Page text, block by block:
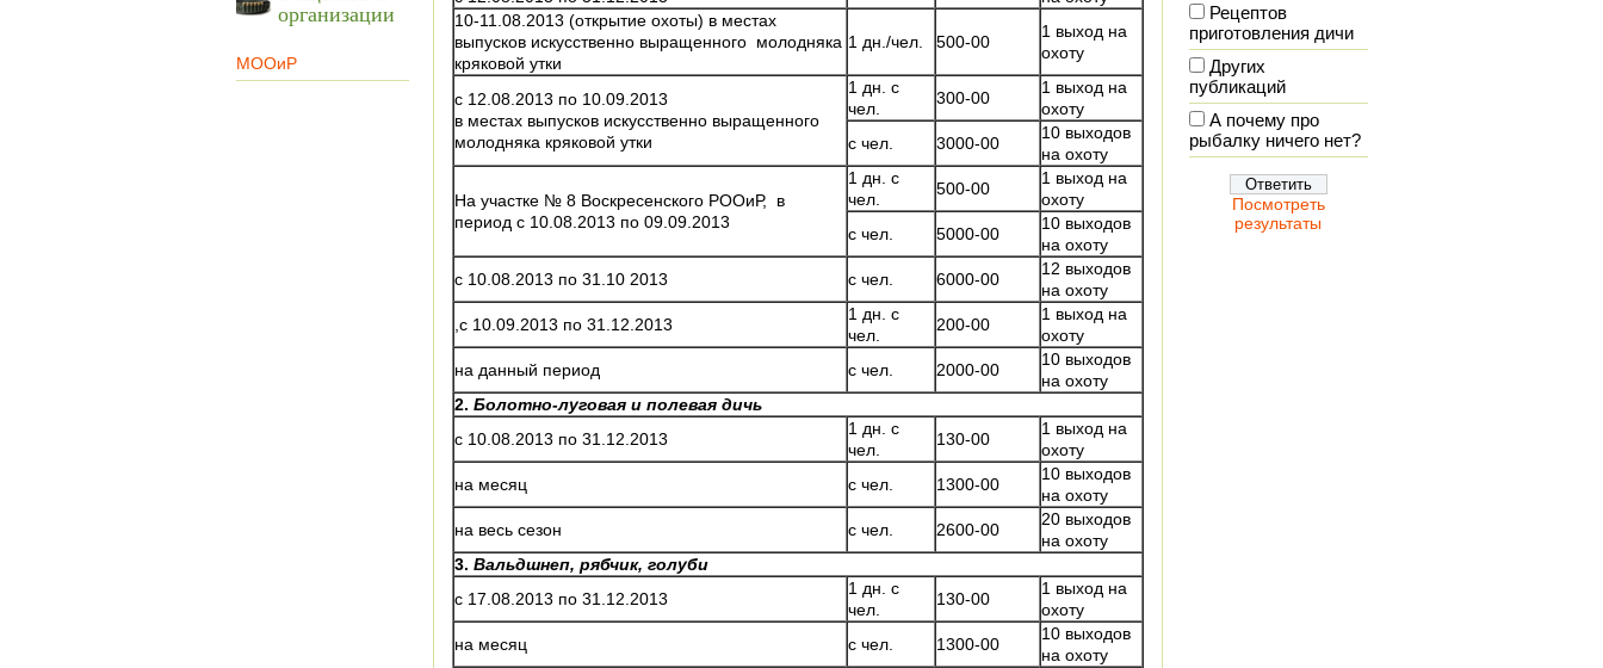
организации
МООиР
10-11.08.2013 (открытие охоты) в местах
выпусков искусственно выращенного молодняка
кряковой утки
1 дн./чел. 500-00
1 выход на
охоту
с 12.08.2013 по 10.09.2013
в местах выпусков искусственно выращенного
молодняка кряковой утки
1 дн. с
чел.
300-00
1 выход на
охоту
с чел.
3000-00
10 выходов
на охоту
На участке № 8 Воскресенского РООиР, в
период с 10.08.2013 по 09.09.2013
1 дн. с
чел.
500-00
1 выход на
охоту
с чел.
5000-00
10 выходов
на охоту
с 10.08.2013 по 31.10 2013
с чел. 6000-00
12 выходов
на охоту
,с 10.09.2013 по 31.12.2013
1 дн. с
чел.
200-00
1 выход на
охоту
на данный период
с чел. 2000-00
10 выходов
на охоту
2. Болотно-луговая и полевая дичь
с 10.08.2013 по 31.12.2013
1 дн. с
чел.
130-00
1 выход на
охоту
на месяц
с чел. 1300-00
10 выходов
на охоту
на весь сезон
с чел. 2600-00
20 выходов
на охоту
3. Вальдшнеп, рябчик, голуби
с 17.08.2013 по 31.12.2013
1 дн. с
чел.
130-00
1 выход на
охоту
на месяц
с чел. 1300-00
10 выходов
на охоту
Рецептов
приготовления дичи
Других
публикаций
А почему про
рыбалку ничего нет?
Посмотреть
результаты